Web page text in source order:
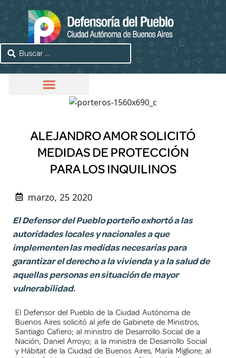
ALEJANDRO AMOR SOLICITÓ
MEDIDAS DE PROTECCIÓN
PARA LOS INQUILINOS
marzo, 25 2020
El Defensor del Pueblo porteño exhortó a las
autoridades locales y nacionales a que
implementen las medidas necesarias para
garantizar el derecho a la vivienda y a la salud de
aquellas personas en situación de mayor
vulnerabilidad.
El Defensor del Pueblo de la Ciudad Autónoma de
Buenos Aires solicitó al jefe de Gabinete de Ministros,
Santiago Cafiero; al ministro de Desarrollo Social de a
Nación, Daniel Arroyo; a la ministra de Desarrollo Social
y Hábitat de la Ciudad de Buenos Aires, María Migliore; al